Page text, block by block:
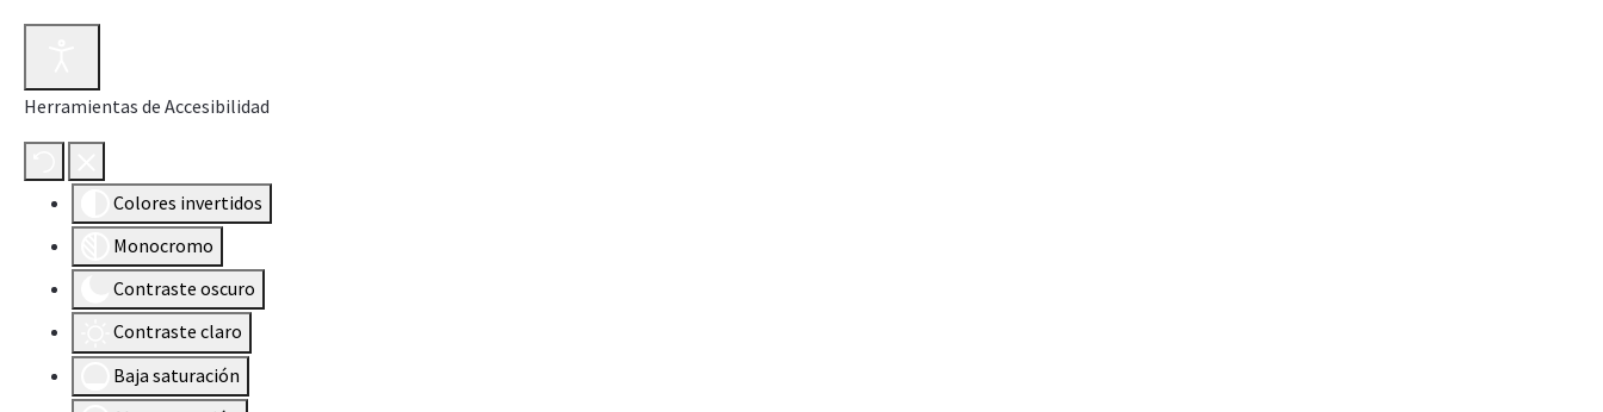
Herramientas de Accesibilidad
Colores invertidos
Monocromo
Contraste oscuro
Contraste claro
Baja saturación